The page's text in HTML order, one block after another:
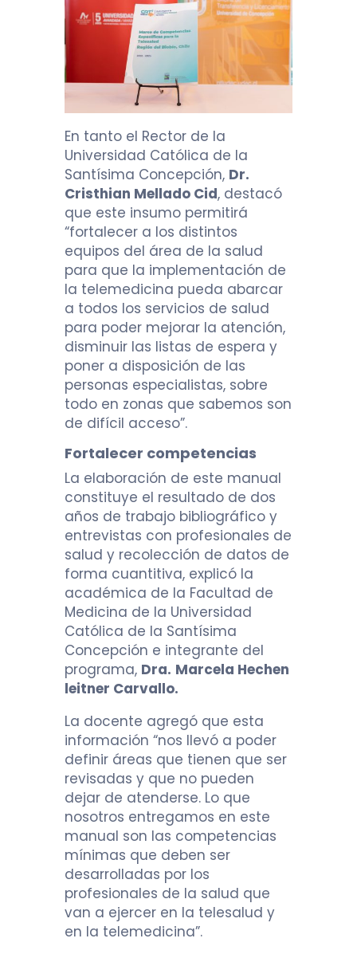
En tanto el Rector de la
Universidad Católica de la
Santísima Concepción, Dr.
Cristhian Mellado Cid, destacó
que este insumo permitirá
“fortalecer a los distintos
equipos del área de la salud
para que la implementación de
la telemedicina pueda abarcar
a todos los servicios de salud
para poder mejorar la atención,
disminuir las listas de espera y
poner a disposición de las
personas especialistas, sobre
todo en zonas que sabemos son
de difícil acceso”.
Fortalecer competencias
La elaboración de este manual
constituye el resultado de dos
años de trabajo bibliográfico y
entrevistas con profesionales de
salud y recolección de datos de
forma cuantitiva, explicó la
académica de la Facultad de
Medicina de la Universidad
Católica de la Santísima
Concepción e integrante del
programa, Dra. Marcela Hechen
leitner Carvallo.
La docente agregó que esta
información “nos llevó a poder
definir áreas que tienen que ser
revisadas y que no pueden
dejar de atenderse. Lo que
nosotros entregamos en este
manual son las competencias
mínimas que deben ser
desarrolladas por los
profesionales de la salud que
van a ejercer en la telesalud y
en la telemedicina”.